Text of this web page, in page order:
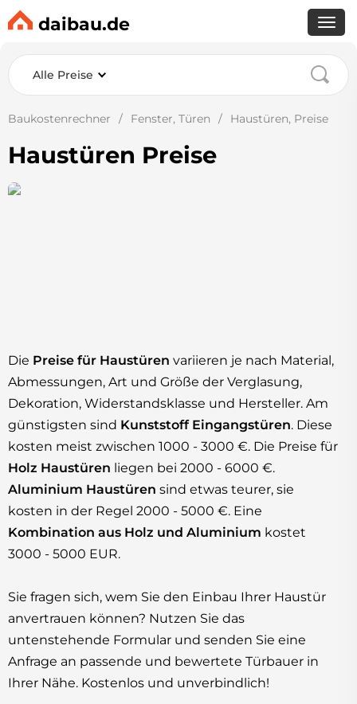
daibau.de
Baukostenrechner Fenster, Türen Haustüren, Preise
Alle Preise
Haustüren Preise
Die Preise für Haustüren variieren je nach Material,
Abmessungen, Art und Größe der Verglasung,
Dekoration, Widerstandsklasse und Hersteller. Am
günstigsten sind Kunststoff Eingangstüren. Diese
kosten meist zwischen 1000 - 3000 €. Die Preise für
Holz Haustüren liegen bei 2000 - 6000 €.
Aluminium Haustüren sind etwas teurer, sie
kosten in der Regel 2000 - 5000 €. Eine
Kombination aus Holz und Aluminium kostet
3000 - 5000 EUR.
Sie fragen sich, wem Sie den Einbau Ihrer Haustür
anvertrauen können? Nutzen Sie das
untenstehende Formular und senden Sie eine
Anfrage an passende und bewertete Türbauer in
Ihrer Nähe. Kostenlos und unverbindlich!